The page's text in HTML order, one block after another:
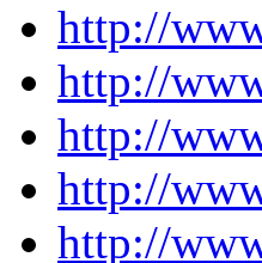
http://
http://
http://
http://
http://